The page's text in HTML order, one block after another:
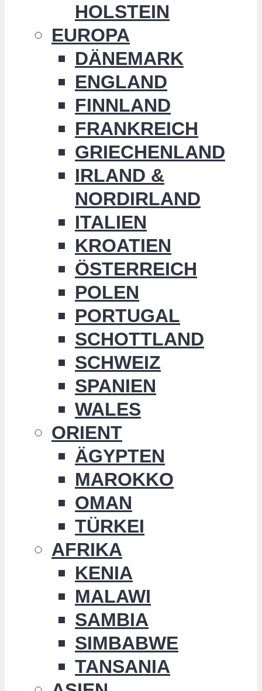
HOLSTEIN
EUROPA
DÄNEMARK
ENGLAND
FINNLAND
FRANKREICH
GRIECHENLAND
IRLAND &
NORDIRLAND
ITALIEN
KROATIEN
ÖSTERREICH
POLEN
PORTUGAL
SCHOTTLAND
SCHWEIZ
SPANIEN
WALES
ORIENT
ÄGYPTEN
MAROKKO
OMAN
TÜRKEI
AFRIKA
KENIA
MALAWI
SAMBIA
SIMBABWE
TANSANIA